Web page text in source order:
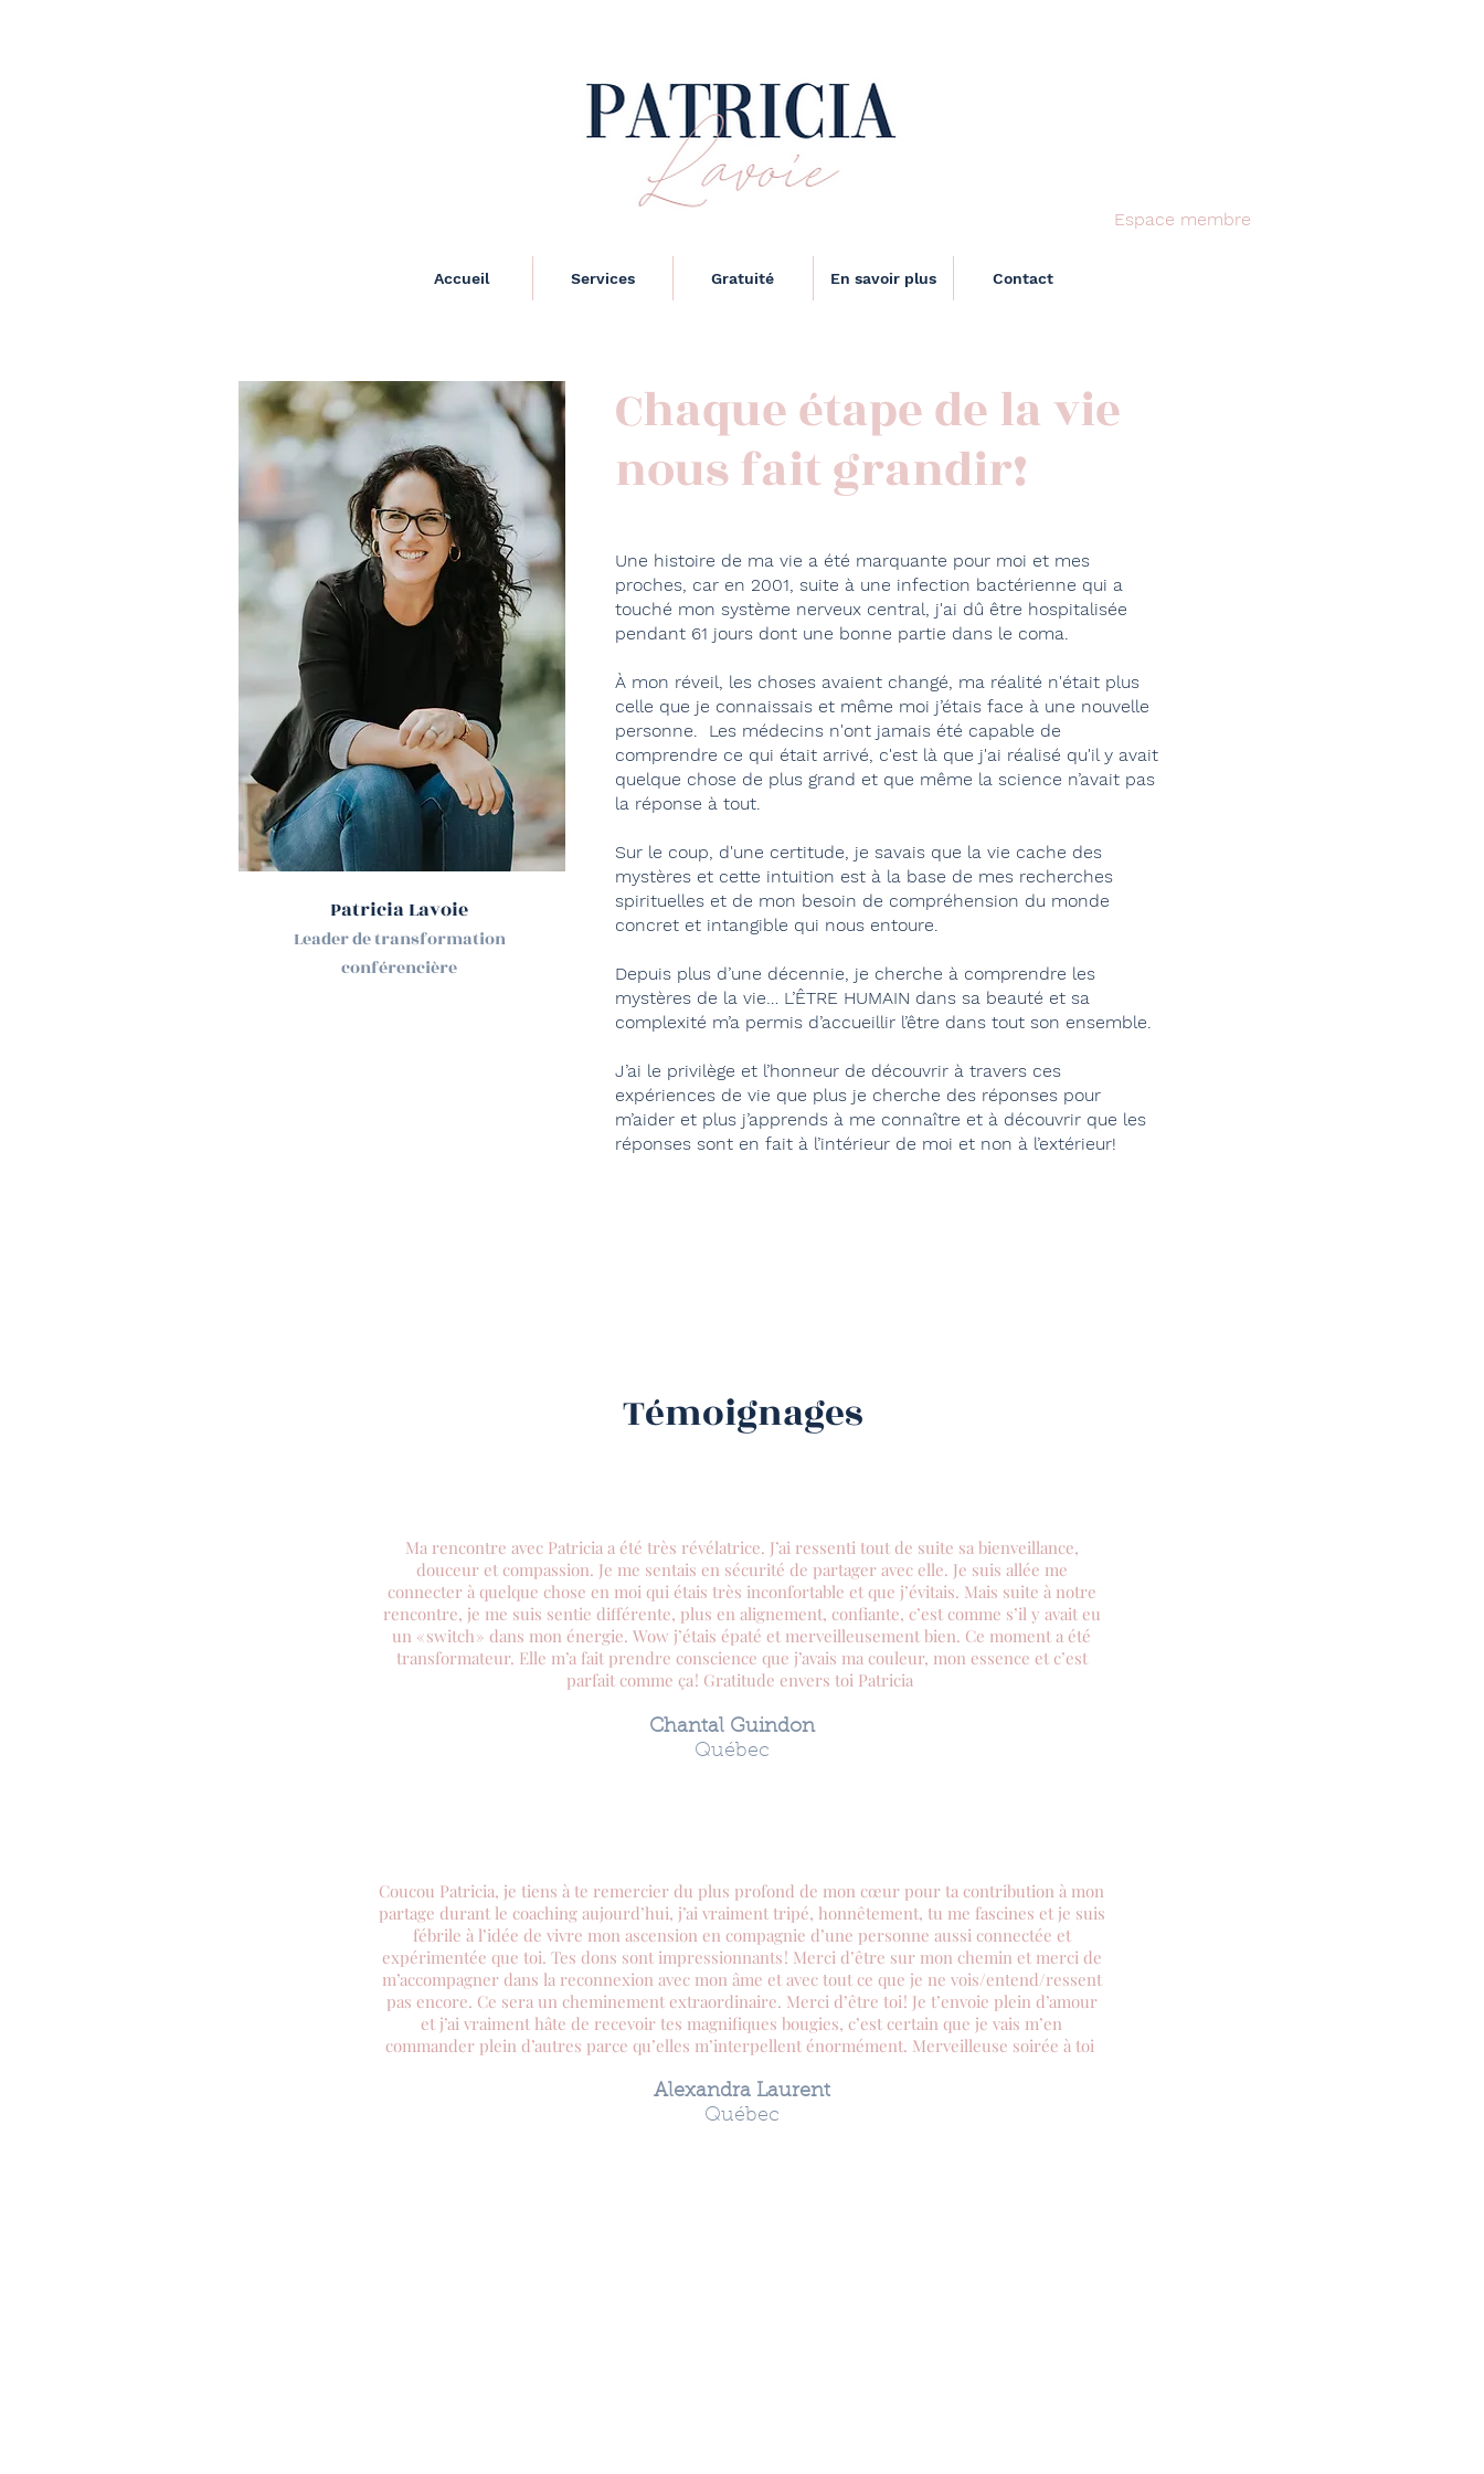
Espace membre
Accueil Services Gratuité En savoir plus Contact
Patricia Lavoie
Leader de transformation
conférencière
Chaque étape de la vie
nous fait grandir!
Une histoire de ma vie a été marquante pour moi et mes
proches, car en 2001, suite à une infection bactérienne qui a
touché mon système nerveux central, j'ai dû être hospitalisée
pendant 61 jours dont une bonne partie dans le coma.
À mon réveil, les choses avaient changé, ma réalité n'était plus
celle que je connaissais et même moi j’étais face à une nouvelle
personne. Les médecins n'ont jamais été capable de
comprendre ce qui était arrivé, c'est là que j'ai réalisé qu'il y avait
quelque chose de plus grand et que même la science n’avait pas
la réponse à tout.
Sur le coup, d'une certitude, je savais que la vie cache des
mystères et cette intuition est à la base de mes recherches
spirituelles et de mon besoin de compréhension du monde
concret et intangible qui nous entoure.
Depuis plus d’une décennie, je cherche à comprendre les
mystères de la vie… L’ÊTRE HUMAIN dans sa beauté et sa
complexité m’a permis d’accueillir l’être dans tout son ensemble.
J’ai le privilège et l’honneur de découvrir à travers ces
expériences de vie que plus je cherche des réponses pour
m’aider et plus j’apprends à me connaître et à découvrir que les
réponses sont en fait à l’intérieur de moi et non à l’extérieur!
Témoignages
Ma rencontre avec Patricia a été très révélatrice. J’ai ressenti tout de suite sa bienveillance,
douceur et compassion. Je me sentais en sécurité de partager avec elle. Je suis allée me
connecter à quelque chose en moi qui étais très inconfortable et que j’évitais. Mais suite à notre
rencontre, je me suis sentie différente, plus en alignement, confiante, c’est comme s’il y avait eu
un « switch » dans mon énergie. Wow j’étais épaté et merveilleusement bien. Ce moment a été
transformateur. Elle m’a fait prendre conscience que j’avais ma couleur, mon essence et c’est
parfait comme ça ! Gratitude envers toi Patricia
Chantal Guindon
Québec
Coucou Patricia, je tiens à te remercier du plus profond de mon cœur pour ta contribution à mon
partage durant le coaching aujourd’hui, j’ai vraiment tripé, honnêtement, tu me fascines et je suis
fébrile à l’idée de vivre mon ascension en compagnie d’une personne aussi connectée et
expérimentée que toi. Tes dons sont impressionnants ! Merci d’être sur mon chemin et merci de
m’accompagner dans la reconnexion avec mon âme et avec tout ce que je ne vois/entend/ressent
pas encore. Ce sera un cheminement extraordinaire. Merci d’être toi ! Je t’envoie plein d’amour
et j’ai vraiment hâte de recevoir tes magnifiques bougies, c’est certain que je vais m’en
commander plein d’autres parce qu’elles m’interpellent énormément. Merveilleuse soirée à toi
Alexandra Laurent
Québec